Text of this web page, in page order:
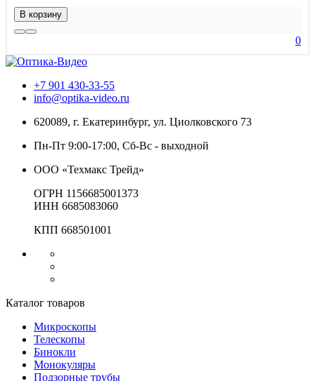
В корзину
0
+7 901 430-33-55
info@optika-video.ru
620089, г. Екатеринбург, ул. Циолковского 73
Пн-Пт 9:00-17:00, Сб-Вс - выходной
ООО «Техмакс Трейд»
ОГРН 1156685001373
ИНН 6685083060
КПП 668501001
Каталог товаров
Микроскопы
Телескопы
Бинокли
Монокуляры
Подзорные трубы